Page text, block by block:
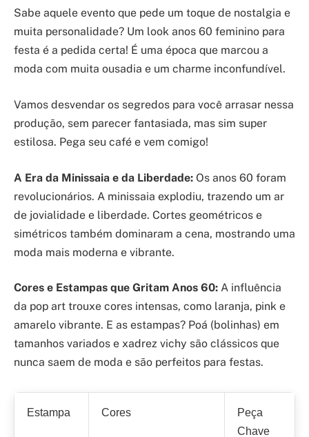
Sabe aquele evento que pede um toque de nostalgia e
muita personalidade? Um look anos 60 feminino para
festa é a pedida certa! É uma época que marcou a
moda com muita ousadia e um charme inconfundível.
Vamos desvendar os segredos para você arrasar nessa
produção, sem parecer fantasiada, mas sim super
estilosa. Pega seu café e vem comigo!
A Era da Minissaia e da Liberdade: Os anos 60 foram
revolucionários. A minissaia explodiu, trazendo um ar
de jovialidade e liberdade. Cortes geométricos e
simétricos também dominaram a cena, mostrando uma
moda mais moderna e vibrante.
Cores e Estampas que Gritam Anos 60: A influência
da pop art trouxe cores intensas, como laranja, pink e
amarelo vibrante. E as estampas? Poá (bolinhas) em
tamanhos variados e xadrez vichy são clássicos que
nunca saem de moda e são perfeitos para festas.
Estampa Cores
Peça
Chave